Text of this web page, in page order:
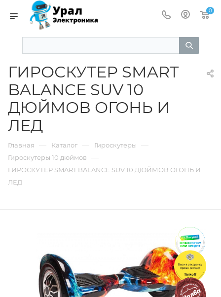
0
ГИРОСКУТЕР SMART
BALANCE SUV 10
ДЮЙМОВ ОГОНЬ И
ЛЕД
Главная — Каталог — Гироскутеры —
Гироскутеры 10 дюймов —
ГИРОСКУТЕР SMART BALANCE SUV 10 ДЮЙМОВ ОГОНЬ И
ЛЕД